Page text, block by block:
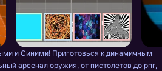
и Синими! Приготовься к динамичным
арсенал оружия, от пистолетов до рпг,